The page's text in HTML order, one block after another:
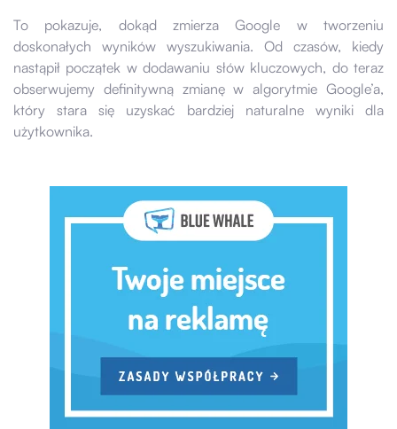
To pokazuje, dokąd zmierza Google w tworzeniu
doskonałych wyników wyszukiwania. Od czasów, kiedy
nastąpił początek w dodawaniu słów kluczowych, do teraz
obserwujemy definitywną zmianę w algorytmie Google’a,
który stara się uzyskać bardziej naturalne wyniki dla
użytkownika.